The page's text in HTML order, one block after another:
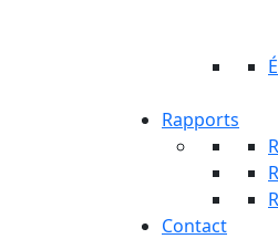
Rapports
Contact